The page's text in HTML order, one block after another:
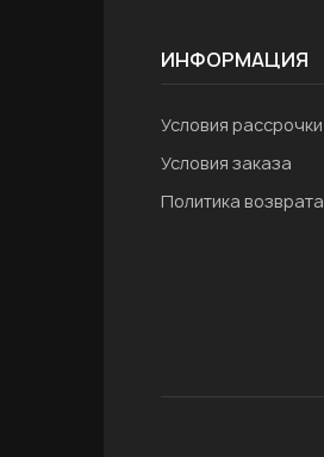
ИНФОРМАЦИЯ
Условия рассрочки
Условия заказа
Политика возврата